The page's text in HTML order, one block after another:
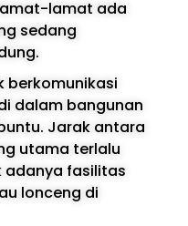
lamat ada
sedang
berkomunikasi
dalam bangunan
Jarak antara
utama terlalu
adanya fasilitas
lonceng di